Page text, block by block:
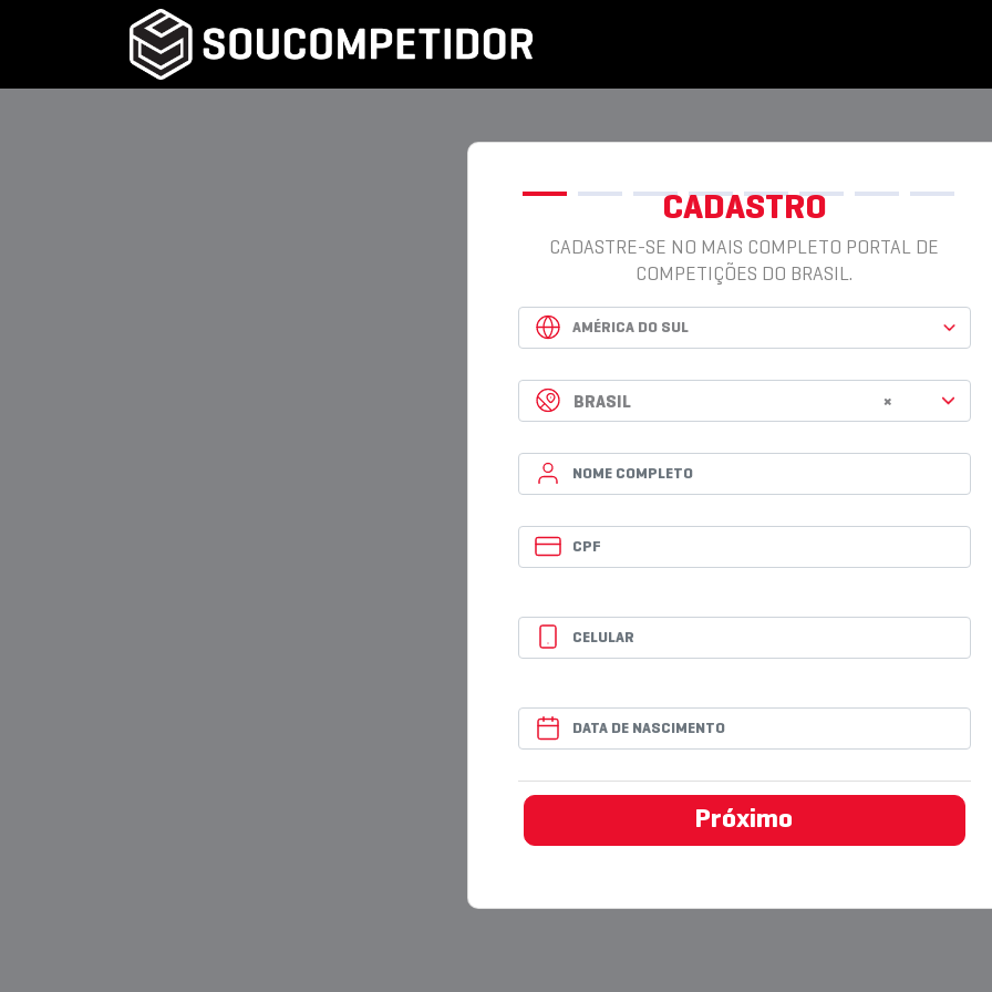
CADASTRO
CADASTRE-SE NO MAIS COMPLETO PORTAL DE
COMPETIÇÕES DO BRASIL.
×
BRASIL
Próximo